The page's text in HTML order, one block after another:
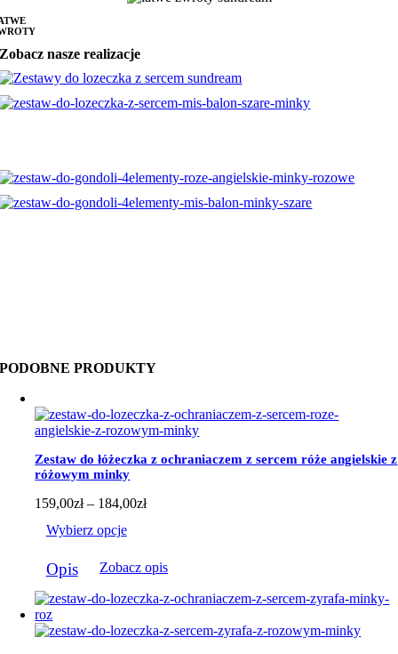
Zobacz nasze realizacje
PODOBNE PRODUKTY
Zestaw do łóżeczka z ochraniaczem z sercem róże angielskie z
różowym minky
159,00zł – 184,00złZakres
do
Wybierz opcje
produkt
ma
wiele
wariantów.
Opcje
Opis Zobacz opis